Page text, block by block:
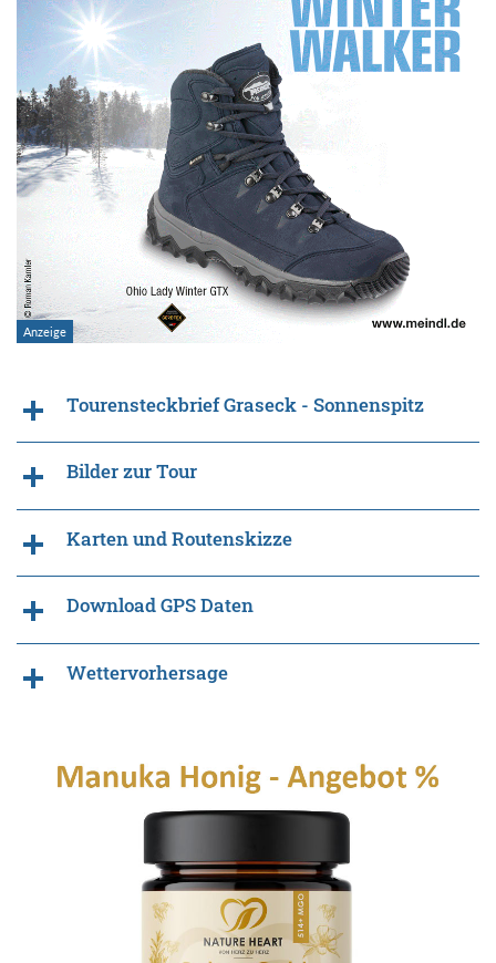
Tourensteckbrief Graseck - Sonnenspitz
Bilder zur Tour
Karten und Routenskizze
Download GPS Daten
Wettervorhersage